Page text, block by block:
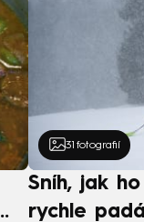
31 fotografií
Sníh, jak
rychle